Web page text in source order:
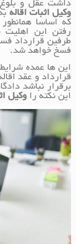
داشت عقل و
وکیل اثبات اقاله
که اساسا
رفتن این
طرفین قرارداد
فسخ خواهد شد.
این ها عمده
قرارداد و عقد
برقرار نباشد
این نکته را وکیل